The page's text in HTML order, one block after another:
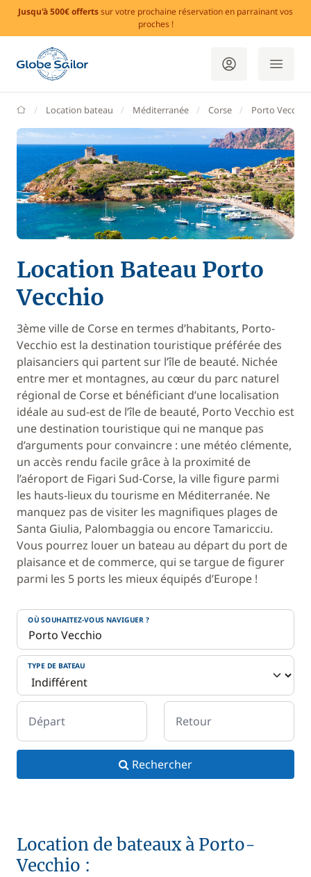
Jusqu'à 500€ offertssur votre prochaine réservation en parrainant vos
proches !
GlobeSailor
Location bateau Méditerranée Corse Porto Vecchio
Location Bateau Porto
Vecchio
3ème ville de Corse en termes d’habitants, Porto-
Vecchio est la destination touristique préférée des
plaisanciers qui partent sur l’île de beauté. Nichée
entre mer et montagnes, au cœur du parc naturel
régional de Corse et bénéficiant d’une localisation
idéale au sud-est de l’île de beauté, Porto Vecchio est
une destination touristique qui ne manque pas
d’arguments pour convaincre : une météo clémente,
un accès rendu facile grâce à la proximité de
l’aéroport de Figari Sud-Corse, la ville figure parmi
les hauts-lieux du tourisme en Méditerranée. Ne
manquez pas de visiter les magnifiques plages de
Santa Giulia, Palombaggia ou encore Tamaricciu.
Vous pourrez louer un bateau au départ du port de
plaisance et de commerce, qui se targue de figurer
parmi les 5 ports les mieux équipés d’Europe !
OÙ SOUHAITEZ-VOUS NAVIGUER ?
TYPE DE BATEAU
Départ Retour
Rechercher
Location de bateaux à Porto-
Vecchio :